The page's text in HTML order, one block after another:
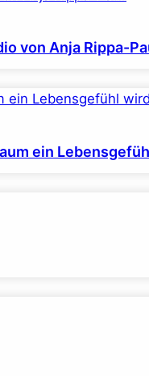
von Anja Rippa-
ein